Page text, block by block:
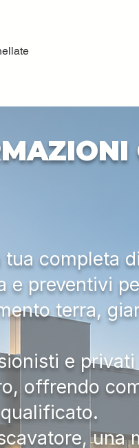
completa
e preventivi
terra,
e
offrendo
una